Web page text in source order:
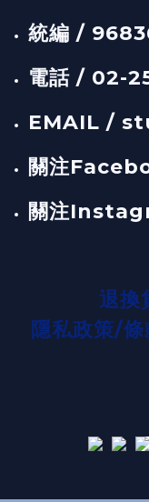
統編 /
電話 / 02-
EMAIL /
關注
關注
退換
隱私政策/條